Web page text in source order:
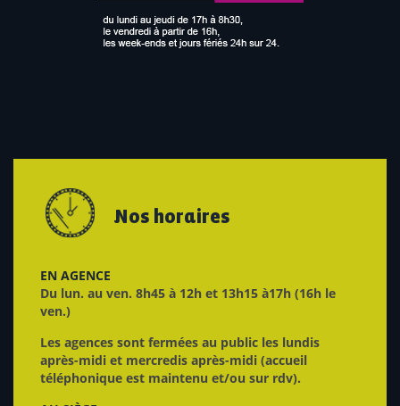
Nos horaires
EN AGENCE
Du lun. au ven. 8h45 à 12h et 13h15 à17h (16h le
ven.)
Les agences sont fermées au public les lundis
après-midi et mercredis après-midi (accueil
téléphonique est maintenu et/ou sur rdv).